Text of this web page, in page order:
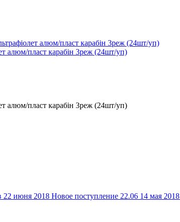
алюм/пласт карабін 3реж (24шт/уп)
алюм/пласт карабін 3реж (24шт/уп)
22 июня 2018 Новое поступление 22.06 14 мая 2018